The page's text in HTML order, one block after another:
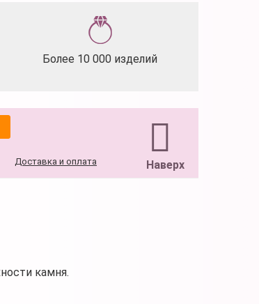
Более 10 000 изделий
Наверх
Доставка и оплата
камня.